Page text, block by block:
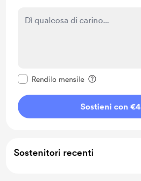
Rendilo mensile
Sostieni con €4
Sostenitori recenti